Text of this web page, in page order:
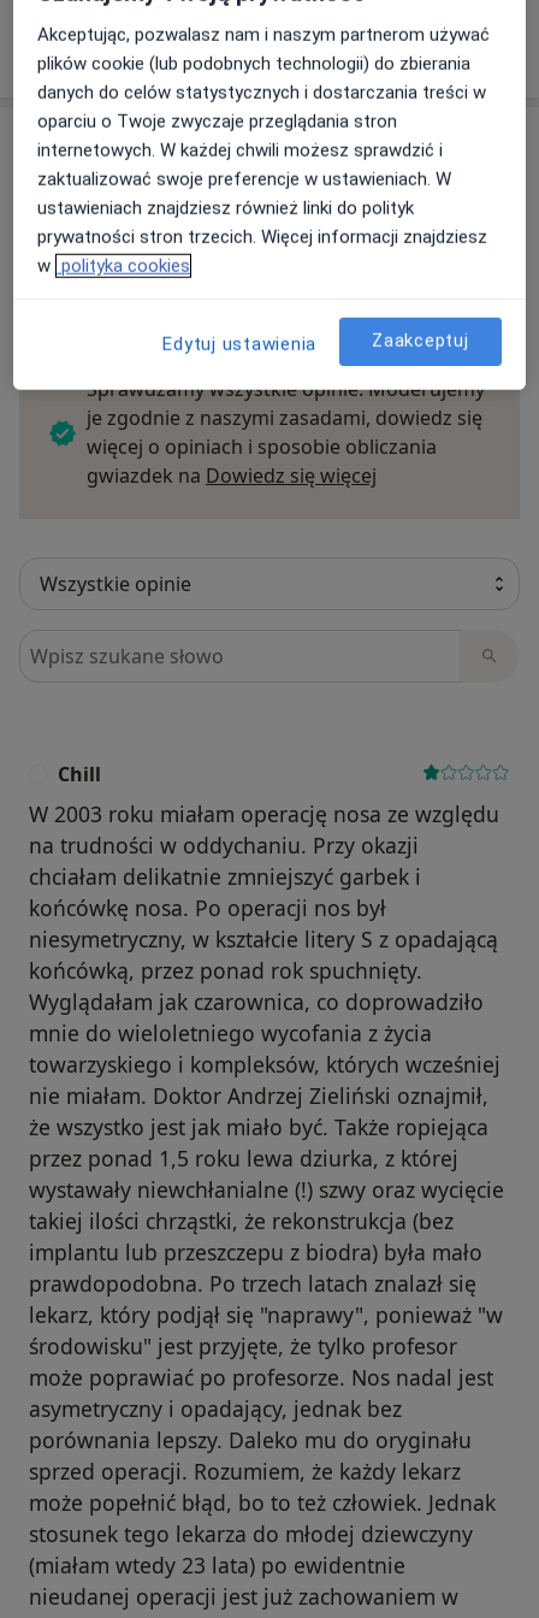
Szukaj specjalistów według ubezpieczenia
Opinie
Dodaj swoją opinię
Sprawdzamy wszystkie opinie. Moderujemy
je zgodnie z naszymi zasadami, dowiedz się
więcej o opiniach i sposobie obliczania
gwiazdek na Dowiedz się więcej
Szukaj w opiniach
Chill
W 2003 roku miałam operację nosa ze względu
na trudności w oddychaniu. Przy okazji
chciałam delikatnie zmniejszyć garbek i
końcówkę nosa. Po operacji nos był
niesymetryczny, w kształcie litery S z opadającą
końcówką, przez ponad rok spuchnięty.
Wyglądałam jak czarownica, co doprowadziło
mnie do wieloletniego wycofania z życia
towarzyskiego i kompleksów, których wcześniej
nie miałam. Doktor Andrzej Zieliński oznajmił,
że wszystko jest jak miało być. Także ropiejąca
przez ponad 1,5 roku lewa dziurka, z której
wystawały niewchłanialne (!) szwy oraz wycięcie
takiej ilości chrząstki, że rekonstrukcja (bez
implantu lub przeszczepu z biodra) była mało
prawdopodobna. Po trzech latach znalazł się
lekarz, który podjął się "naprawy", ponieważ "w
środowisku" jest przyjęte, że tylko profesor
może poprawiać po profesorze. Nos nadal jest
asymetryczny i opadający, jednak bez
porównania lepszy. Daleko mu do oryginału
sprzed operacji. Rozumiem, że każdy lekarz
może popełnić błąd, bo to też człowiek. Jednak
stosunek tego lekarza do młodej dziewczyny
(miałam wtedy 23 lata) po ewidentnie
nieudanej operacji jest już zachowaniem w
Akceptując, pozwalasz nam i naszym partnerom używać
plików cookie (lub podobnych technologii) do zbierania
danych do celów statystycznych i dostarczania treści w
oparciu o Twoje zwyczaje przeglądania stron
internetowych. W każdej chwili możesz sprawdzić i
zaktualizować swoje preferencje w ustawieniach. W
ustawieniach znajdziesz również linki do polityk
prywatności stron trzecich. Więcej informacji znajdziesz
w polityka cookies
Edytuj ustawienia Zaakceptuj